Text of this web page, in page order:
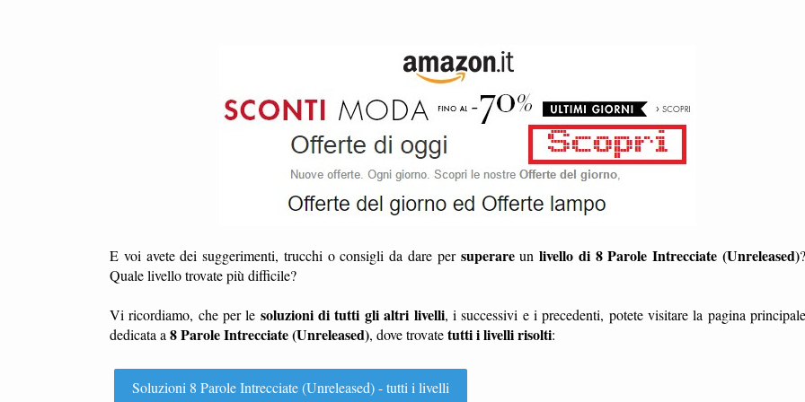
E voi avete dei suggerimenti, trucchi o consigli da dare per superareunlivello di 8 Parole Intrecciate (Unreleased)
Quale livello trovate più difficile?
Vi ricordiamo, che per le soluzioni di tutti gli altri livelli, i successivi e i precedenti, potete visitare la pagina principale
dedicata a8 Parole Intrecciate (Unreleased), dove trovatetutti i livelli risolti:
Soluzioni 8 Parole Intrecciate (Unreleased) - tutti i livelli